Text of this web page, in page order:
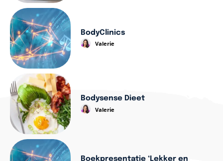
BodyClinics
Valerie
Bodysense Dieet
Valerie
Boekpresentatie ‘Lekker en